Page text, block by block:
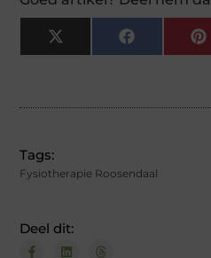
X
(Twitter)
Facebook
Tags:
Fysiotherapie Roosendaal
Deel dit: